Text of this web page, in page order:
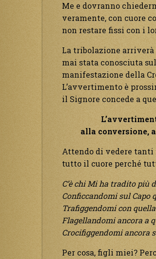
Me e dovranno
veramente, con cuore
non restare fissi con i
La tribolazione arriverà
mai stata conosciuta
manifestazione della
L’avvertimento è
il Signore concede a
alla conversione,
Attendo di vedere tanti
tutto il cuore perché
C’è chi Mi ha tradito più
Conficcandomi sul Capo
Trafiggendomi con
Flagellandomi ancora a
Crocifiggendomi ancora
Per cosa, figli miei?